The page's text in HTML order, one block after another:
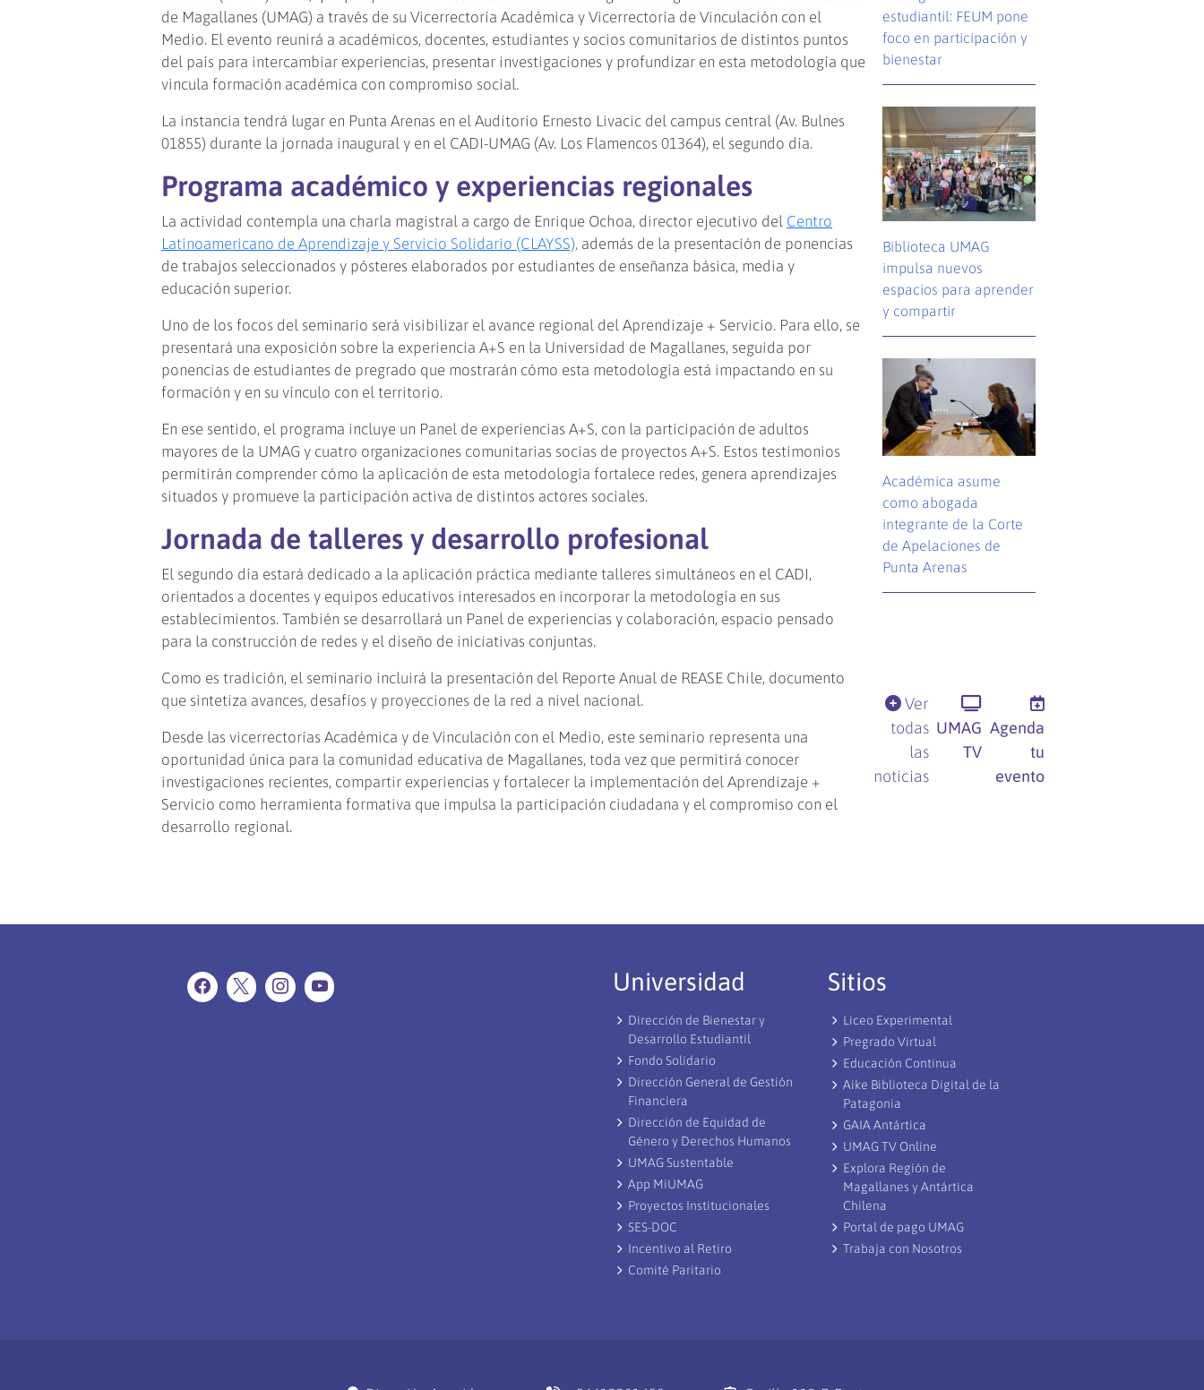
de Magallanes (UMAG) a través de su Vicerrectoría Académica y Vicerrectoría de Vinculación con el
Medio. El evento reunirá a académicos, docentes, estudiantes y socios comunitarios de distintos puntos
del país para intercambiar experiencias, presentar investigaciones y profundizar en esta metodología que
vincula formación académica con compromiso social.
La instancia tendrá lugar en Punta Arenas en el Auditorio Ernesto Livacic del campus central (Av. Bulnes
01855) durante la jornada inaugural y en el CADI-UMAG (Av. Los Flamencos 01364), el segundo día.
Programa académico y experiencias regionales
La actividad contempla una charla magistral a cargo de Enrique Ochoa, director ejecutivo del Centro
Latinoamericano de Aprendizaje y Servicio Solidario (CLAYSS), además de la presentación de ponencias
de trabajos seleccionados y pósteres elaborados por estudiantes de enseñanza básica, media y
educación superior.
Uno de los focos del seminario será visibilizar el avance regional del Aprendizaje + Servicio. Para ello, se
presentará una exposición sobre la experiencia A+S en la Universidad de Magallanes, seguida por
ponencias de estudiantes de pregrado que mostrarán cómo esta metodología está impactando en su
formación y en su vínculo con el territorio.
En ese sentido, el programa incluye un Panel de experiencias A+S, con la participación de adultos
mayores de la UMAG y cuatro organizaciones comunitarias socias de proyectos A+S. Estos testimonios
permitirán comprender cómo la aplicación de esta metodología fortalece redes, genera aprendizajes
situados y promueve la participación activa de distintos actores sociales.
Jornada de talleres y desarrollo profesional
El segundo día estará dedicado a la aplicación práctica mediante talleres simultáneos en el CADI,
orientados a docentes y equipos educativos interesados en incorporar la metodología en sus
establecimientos. También se desarrollará un Panel de experiencias y colaboración, espacio pensado
para la construcción de redes y el diseño de iniciativas conjuntas.
Como es tradición, el seminario incluirá la presentación del Reporte Anual de REASE Chile, documento
que sintetiza avances, desafíos y proyecciones de la red a nivel nacional.
Desde las vicerrectorías Académica y de Vinculación con el Medio, este seminario representa una
oportunidad única para la comunidad educativa de Magallanes, toda vez que permitirá conocer
investigaciones recientes, compartir experiencias y fortalecer la implementación del Aprendizaje +
Servicio como herramienta formativa que impulsa la participación ciudadana y el compromiso con el
desarrollo regional.
estudiantil: FEUM pone
foco en participación y
bienestar
Biblioteca UMAG
impulsa nuevos
espacios para aprender
y compartir
Académica asume
como abogada
integrante de la Corte
de Apelaciones de
Punta Arenas
Ver
todas
las
noticias
UMAG
TV
Agenda
tu
evento
Universidad
Dirección de Bienestar y
Desarrollo Estudiantil
Fondo Solidario
Dirección General de Gestión
Financiera
Dirección de Equidad de
Género y Derechos Humanos
UMAG Sustentable
App MiUMAG
Proyectos Institucionales
SES-DOC
Incentivo al Retiro
Comité Paritario
Sitios
Liceo Experimental
Pregrado Virtual
Educación Continua
Aike Biblioteca Digital de la
Patagonia
GAIA Antártica
UMAG TV Online
Explora Región de
Magallanes y Antártica
Chilena
Portal de pago UMAG
Trabaja con Nosotros